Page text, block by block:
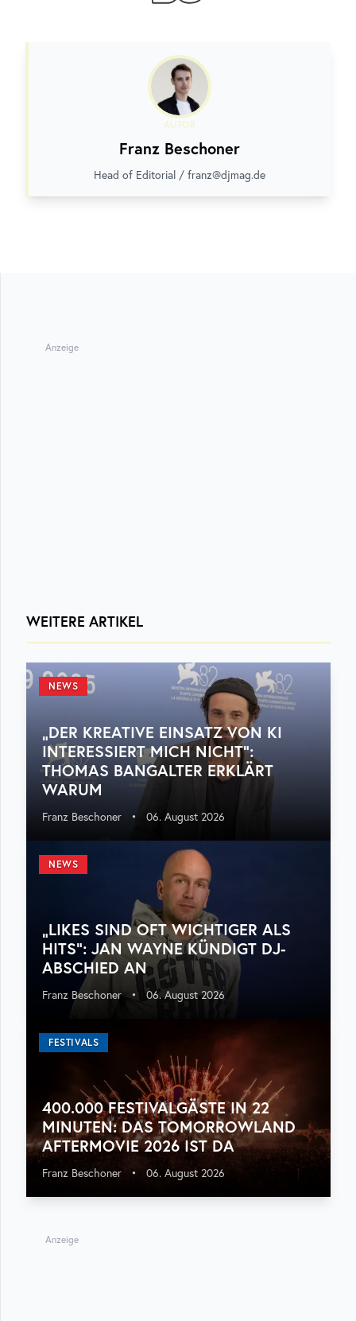
AUTOR
Franz Beschoner
Head of Editorial / franz@djmag.de
Anzeige
WEITERE ARTIKEL
NEWS
„DER KREATIVE EINSATZ VON KI
INTERESSIERT MICH NICHT“:
THOMAS BANGALTER ERKLÄRT
WARUM
Franz Beschoner • 06. August 2026
NEWS
„LIKES SIND OFT WICHTIGER ALS
HITS“: JAN WAYNE KÜNDIGT DJ-
ABSCHIED AN
Franz Beschoner • 06. August 2026
FESTIVALS
400.000 FESTIVALGÄSTE IN 22
MINUTEN: DAS TOMORROWLAND
AFTERMOVIE 2026 IST DA
Franz Beschoner • 06. August 2026
Anzeige